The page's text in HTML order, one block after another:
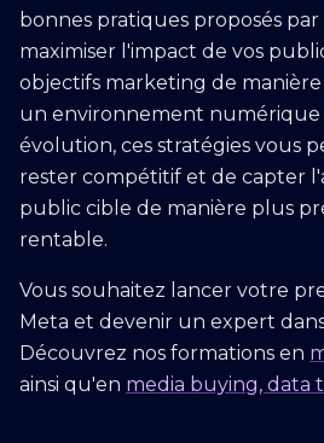
bonnes pratiques proposés
maximiser l'impact de vos
objectifs marketing de
un environnement numérique
évolution, ces stratégies vous
rester compétitif et de capter
public cible de manière plus
rentable.
Vous souhaitez lancer votre
Meta et devenir un expert
Découvrez nos formations en
ainsi qu'en media buying, data